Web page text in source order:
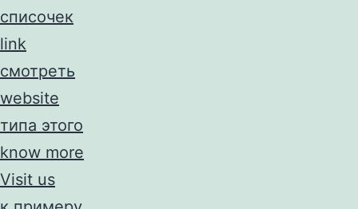
списочек
link
смотреть
website
типа этого
know more
Visit us